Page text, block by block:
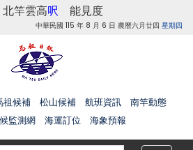
北竿雲高呎 能見度
中華民國 115 年 8 月 6 日 農曆六月廿四 星期四
祖候補 松山候補 航班資訊
南竿動態
監測網 海運訂位 海象預報